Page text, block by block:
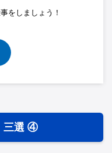
をしましょう！
三選 ④